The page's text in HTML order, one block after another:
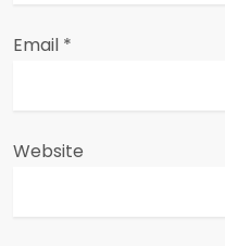
Email *
Website